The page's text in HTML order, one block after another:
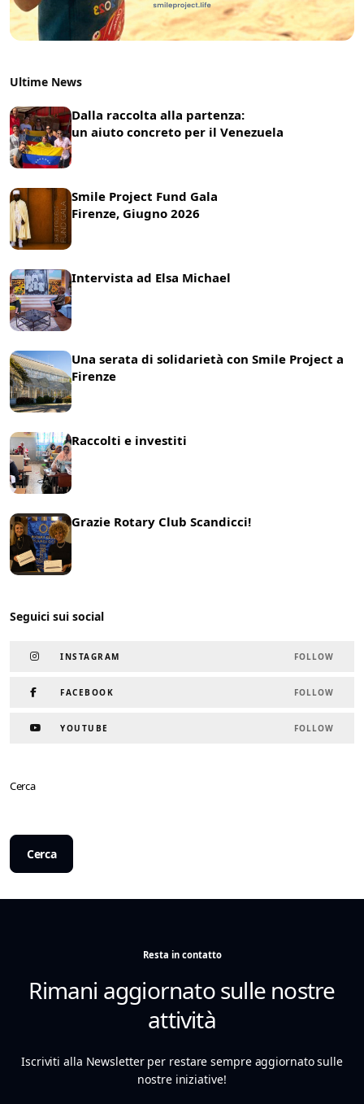
Ultime News
Dalla raccolta alla partenza:
un aiuto concreto per il Venezuela
Smile Project Fund Gala
Firenze, Giugno 2026
Intervista ad Elsa Michael
Una serata di solidarietà con Smile Project a
Firenze
Raccolti e investiti
Grazie Rotary Club Scandicci!
Seguici sui social
INSTAGRAM FOLLOW
FACEBOOK FOLLOW
YOUTUBE FOLLOW
Cerca
Cerca
Resta in contatto
Rimani aggiornato sulle nostre
attività
Iscriviti alla Newsletter per restare sempre aggiornato sulle
nostre iniziative!